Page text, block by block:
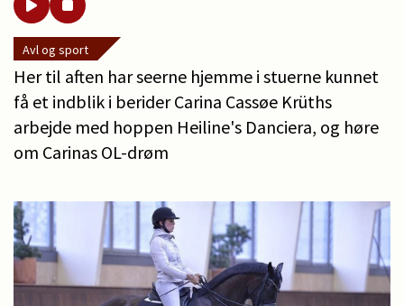
Avl og sport
Her til aften har seerne hjemme i stuerne kunnet
få et indblik i berider Carina Cassøe Krüths
arbejde med hoppen Heiline's Danciera, og høre
om Carinas OL-drøm